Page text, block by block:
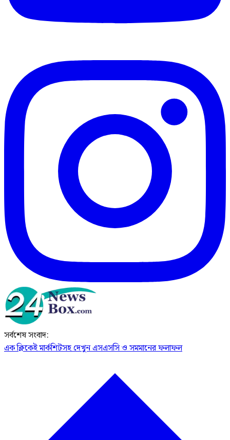
সর্বশেষ সংবাদ:
এক ক্লিকেই মার্কশিটসহ দেখুন এসএসসি ও সমমানের ফলাফল